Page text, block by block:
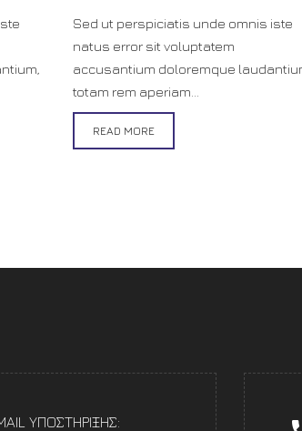
Sed ut perspiciatis unde omnis iste
natus error sit voluptatem
accusantium doloremque
totam rem aperiam...
READ MORE
ΥΠΟΣΤΗΡΙΞΗΣ: